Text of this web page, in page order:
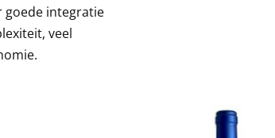
goede integratie
veel